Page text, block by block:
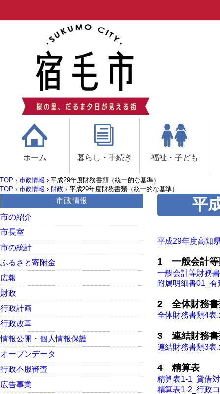
ホーム 暮らし・手続き 福祉・子ども
TOP › 市政情報 › 平成29年度財務書類（統一的な基準）
TOP › 市政情報 › 財政 › 平成29年度財務書類（統一的な基準）
平
平成29年度高知
1 一般会計等
一般会計等財務
附属明細書01_
2 全体財務書
全体財務書類4表
3 連結財務書
連結財務書類3表
4 精算表
精算表1-1_貸借
精算表1-2_行政
市政情報
市の紹介
市長室
市の統計
ふるさと寄附金
広報
財政
行政計画
行政改革
情報公開・個人情報保護
オープンデータ
行政不服審査
広告事業